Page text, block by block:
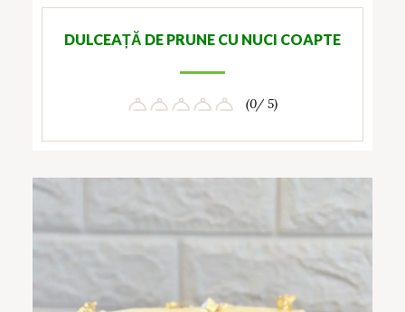
DULCEAȚĂ DE PRUNE CU NUCI COAPTE
(0/ 5)